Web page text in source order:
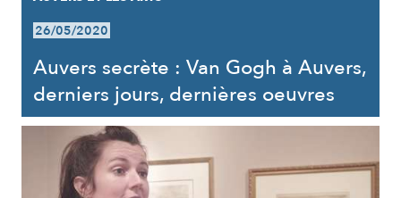
26/05/2020
Auvers secrète : Van Gogh à Auvers,
derniers jours, dernières oeuvres